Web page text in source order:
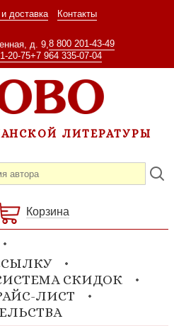
доставка
Контакты
д. 9, 8 800 201-43-49
20-75+7 964 335-07-04
ЛИТЕРАТУРЫ
Корзина
СКИДОК
ЛИСТ